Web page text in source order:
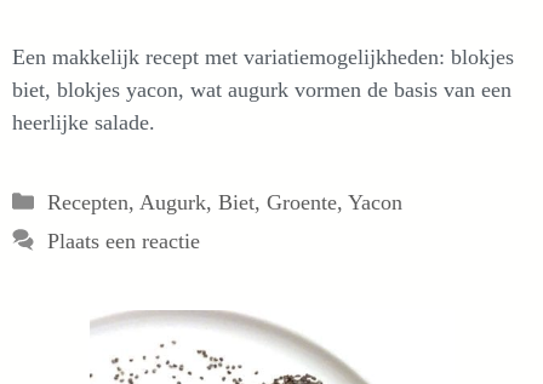
Een makkelijk recept met variatiemogelijkheden: blokjes
biet, blokjes yacon, wat augurk vormen de basis van een
heerlijke salade.
Categorieën
Recepten, Augurk, Biet, Groente, Yacon
Plaats een reactie